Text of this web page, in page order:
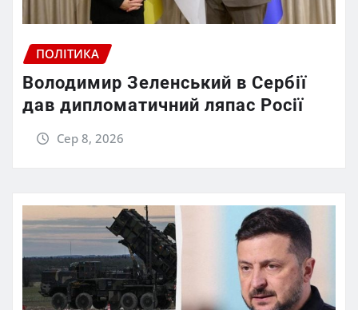
ПОЛІТИКА
Володимир Зеленський в Сербії
дав дипломатичний ляпас Росії
Сер 8, 2026